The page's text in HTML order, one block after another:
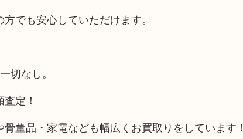
でも安心していただけます。
切なし。
定！
董品・家電なども幅広くお買取りをしています！